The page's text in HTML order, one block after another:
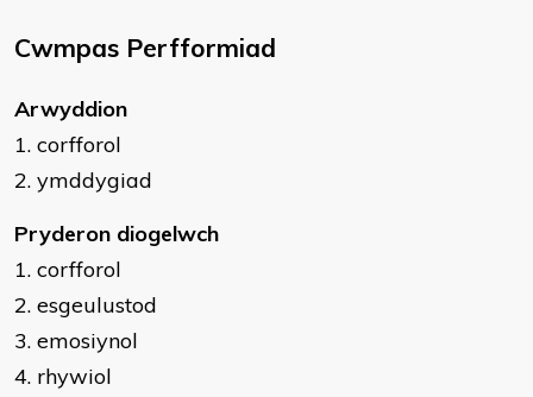
Cwmpas Perfformiad
​Arwyddion
1. corfforol
2. ymddygiad
Pryderon diogelwch
1. corfforol
2. esgeulustod
3. emosiynol
4. rhywiol